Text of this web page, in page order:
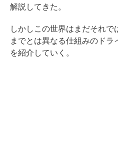
解説してきた。
しかしこの世界はまだそれで
までとは異なる仕組みのド
を紹介していく。